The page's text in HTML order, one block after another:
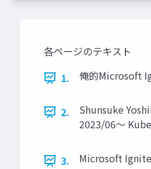
各ページのテキスト
1.
俺的Microsoft
2.
Shunsuke
2023/06～
3. Microsoft